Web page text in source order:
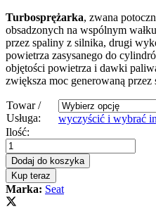
Turbosprężarka, zwana
obsadzonych na wspólnym
przez spaliny z silnika, drugi
powietrza zasysanego do
objętości powietrza i dawki
zwiększa moc generowaną przez
Towar /
Usługa:
wyczyścić i wybrać
Turbosprężarka
turbina
Seat
Toledo
1.9
TDI
Ilość:
Dodaj do koszyka
Kup teraz
Marka: Seat